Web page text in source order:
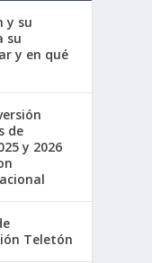
y su
su
y en qué
de
y 2026
Teletón